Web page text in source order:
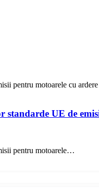
pentru motoarele cu ardere
UE de
pentru motoarele…